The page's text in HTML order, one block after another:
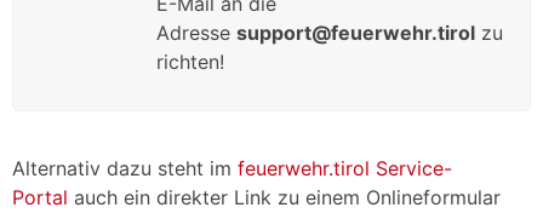
Adresse support@feuerwehr.tirol zu
richten!
Alternativ dazu steht im feuerwehr.tirol Service-
Portal auch ein direkter Link zu einem Onlineformular